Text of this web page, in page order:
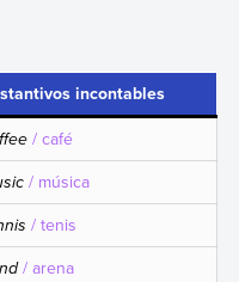
incontables
/ café
/ música
/ tenis
/ arena